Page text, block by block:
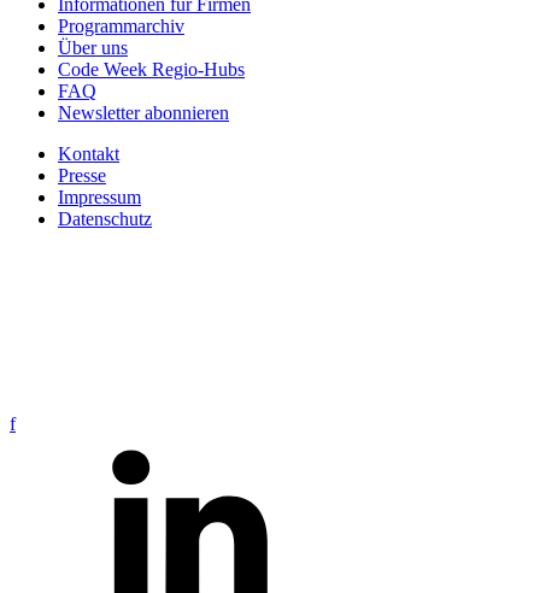
Informationen für Firmen
Programmarchiv
Über uns
Code Week Regio-Hubs
FAQ
Newsletter abonnieren
Kontakt
Presse
Impressum
Datenschutz
f